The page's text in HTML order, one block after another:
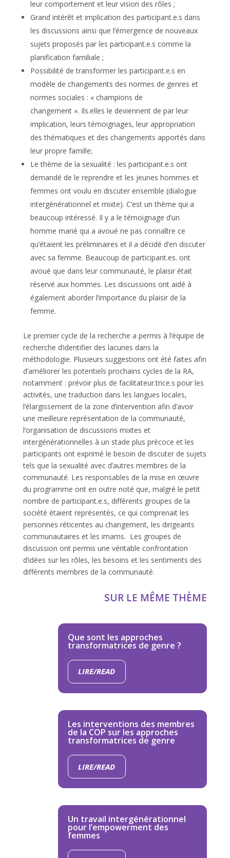
leur comportement et leur vision des rôles ;
Grand intérêtet implication des participant.e.s dans
les discussions ainsi que l’émergence de nouveaux
sujets proposés par les participant.e.s comme la
planification familiale ;
Possibilité de transformer les participant.e.s en
modèle de changements des normes de genres et
normes sociales : « champions de
changement». Ils.elles le deviennent de par leur
implication, leurs témoignages, leur appropriation
des thématiques et des changements apportés dans
leur propre famille;
Le thème de la sexualité : les participant.e.s ont
demandé de le reprendre et les jeunes hommes et
femmes ont voulu en discuter ensemble (dialogue
intergénérationnel et mixte). C’est un thème qui a
beaucoup intéressé. Il y a le témoignage d’un
homme marié qui a avoué ne pas connaître ce
qu’étaient les préliminaires et il a décidé d’en discuter
avec sa femme. Beaucoup de participant.es. ont
avoué que dans leur communauté, le plaisir était
réservé aux hommes. Les discussions ont aidé à
également aborder l’importance du plaisir de la
femme.
Le premier cycle de la recherche a permis à l’équipe de
recherche d’identifier des lacunes dans la
méthodologie. Plusieurs suggestions ont été faites afin
d’améliorer les potentiels prochains cycles de la RA,
notamment : prévoir plus de facilitateur.trice.s pour les
activités, une traduction dans les langues locales,
l’élargissement de la zone d’intervention afin d’avoir
une meilleure représentation de la communauté,
l’organisation de discussions mixtes et
intergénérationnelles à un stade plus précoce et les
participants ont exprimé le besoin de discuter de sujets
tels que la sexualité avec d’autres membres de la
communauté. Les responsables de la mise en œuvre
du programme ont en outre noté que, malgré le petit
nombre de participant.e.s, différents groupes de la
société étaient représentés, ce qui comprenait les
personnes réticentes au changement, les dirigeants
communautaires et les imams. Les groupes de
discussion ont permis une véritable confrontation
d’idées sur les rôles, les besoins et les sentiments des
différents membres de la communauté.
SUR LE MÊME THÈME
Que sont les approches
transformatrices de genre ?
LIRE/READ
Les interventions des membres
de la COP sur les approches
transformatrices de genre
LIRE/READ
Un travail intergénérationnel
pour l’empowerment des
femmes